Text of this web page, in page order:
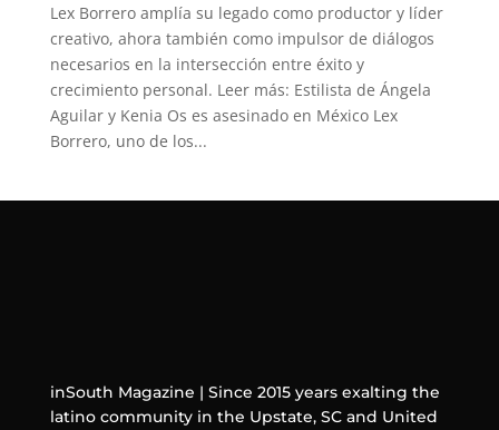
Lex Borrero amplía su legado como productor y líder
creativo, ahora también como impulsor de diálogos
necesarios en la intersección entre éxito y
crecimiento personal. Leer más: Estilista de Ángela
Aguilar y Kenia Os es asesinado en México Lex
Borrero, uno de los...
inSouth Magazine | Since 2015 years exalting the
latino community in the Upstate, SC and United